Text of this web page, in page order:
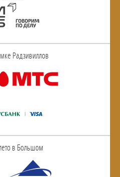
Радзивиллов
в Большом